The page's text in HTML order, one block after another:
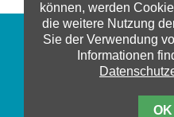
© 2018 FRITZ-
FRITZ-BERGER-
können, werden
die weitere Nutzung
Sie der Verwendung
Informationen
OK